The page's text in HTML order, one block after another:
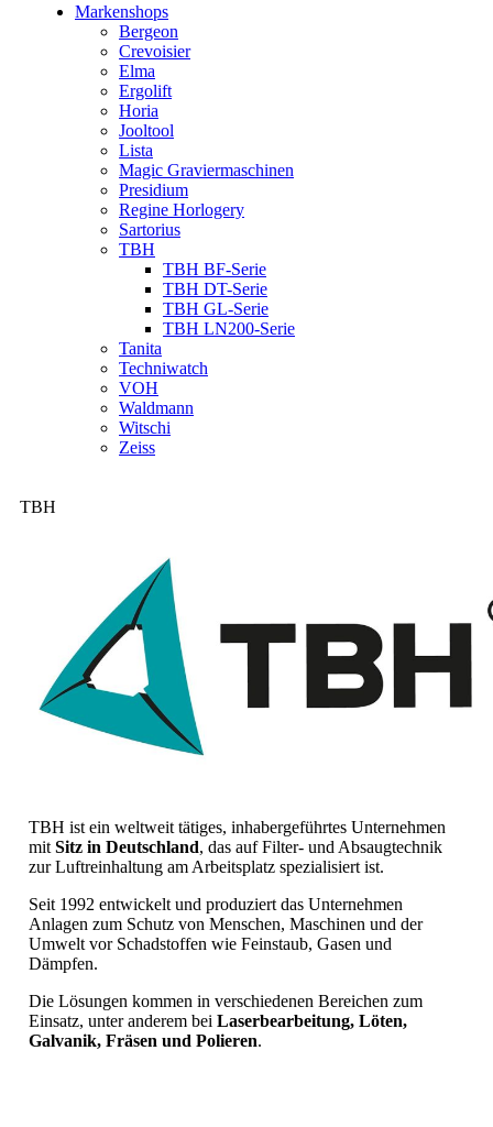
Markenshops
Bergeon
Crevoisier
Elma
Ergolift
Horia
Jooltool
Lista
Magic Graviermaschinen
Presidium
Regine Horlogery
Sartorius
TBH
TBH BF-Serie
TBH DT-Serie
TBH GL-Serie
TBH LN200-Serie
Tanita
Techniwatch
VOH
Waldmann
Witschi
Zeiss
TBH
TBH ist ein weltweit tätiges, inhabergeführtes Unternehmen
mit Sitz in Deutschland, das auf Filter- und Absaugtechnik
zur Luftreinhaltung am Arbeitsplatz spezialisiert ist.
Seit 1992 entwickelt und produziert das Unternehmen
Anlagen zum Schutz von Menschen, Maschinen und der
Umwelt vor Schadstoffen wie Feinstaub, Gasen und
Dämpfen.
Die Lösungen kommen in verschiedenen Bereichen zum
Einsatz, unter anderem bei Laserbearbeitung, Löten,
Galvanik, Fräsen und Polieren.